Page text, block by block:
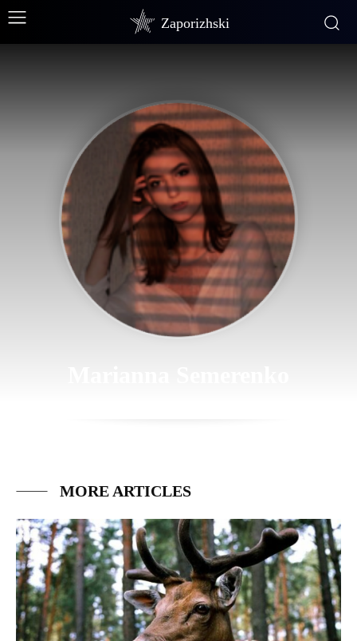
Zaporizhski
MORE ARTICLES